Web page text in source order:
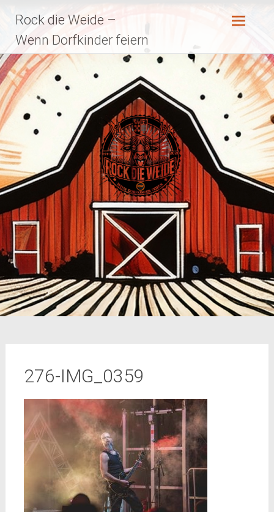
Inhalt
springen
Rock die Weide –
Wenn Dorfkinder feiern
276-IMG_0359